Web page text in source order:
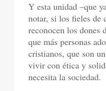
Y esta unidad –que
notar, si los fieles de
reconocen los dones
que más personas
cristianos, que son
vivir con ética y
necesita la sociedad.